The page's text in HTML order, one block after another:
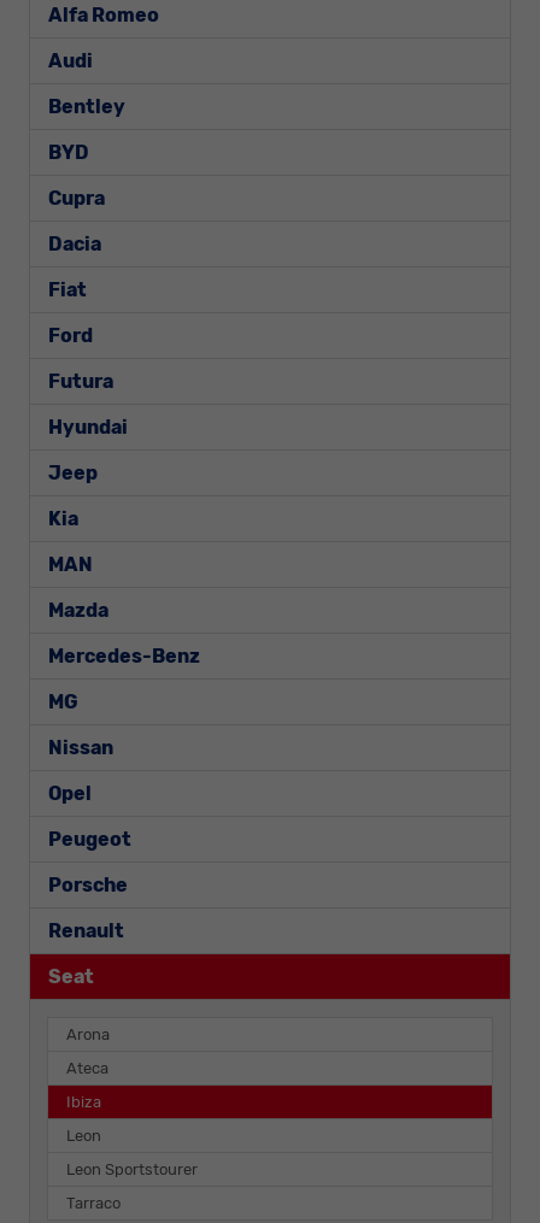
Alfa Romeo
Audi
Bentley
BYD
Cupra
Dacia
Fiat
Ford
Futura
Hyundai
Jeep
Kia
MAN
Mazda
Mercedes-Benz
MG
Nissan
Opel
Peugeot
Porsche
Renault
Seat
Arona
Ateca
Ibiza
Leon
Leon Sportstourer
Tarraco